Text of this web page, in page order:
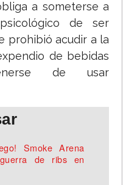
a someterse a
de ser
prohibió acudir a la
de bebidas
de usar
Smoke Arena
de ribs en